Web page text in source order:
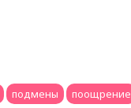
подмены поощрение